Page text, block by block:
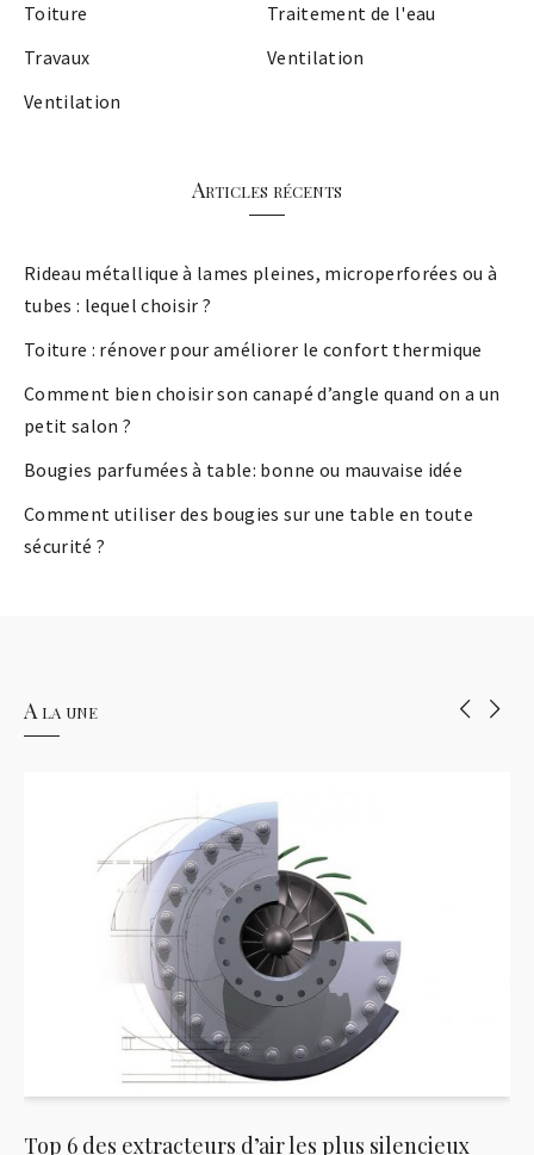
Toiture
Traitement de l'eau
Travaux
Ventilation
Ventilation
Articles récents
Rideau métallique à lames pleines, microperforées ou à
tubes : lequel choisir ?
Toiture : rénover pour améliorer le confort thermique
Comment bien choisir son canapé d’angle quand on a un
petit salon ?
Bougies parfumées à table: bonne ou mauvaise idée
Comment utiliser des bougies sur une table en toute
sécurité ?
A la une
Top 6 des extracteurs d’air les plus silencieux